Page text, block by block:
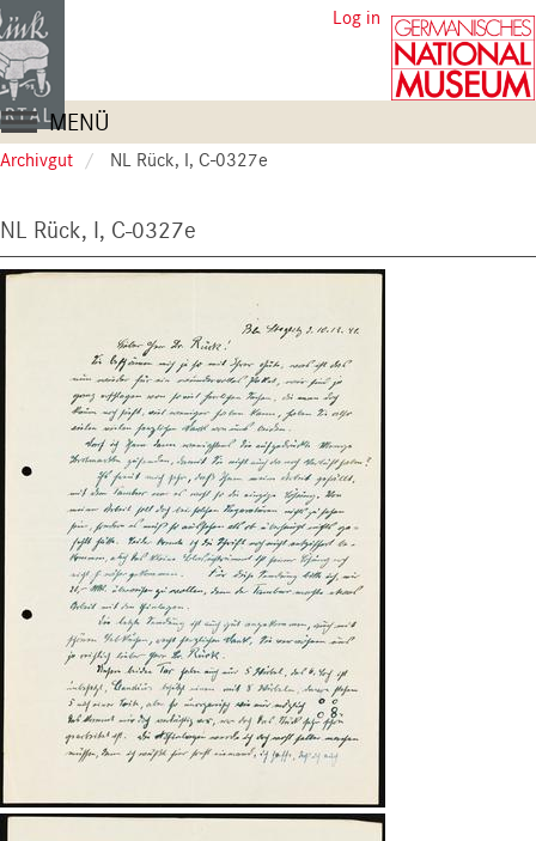
Skip
to
main
content
User
account
menu
Log in
Main
navigation
MENÜ
Archivgut NL Rück, I, C-0327e
NL Rück, I, C-0327e